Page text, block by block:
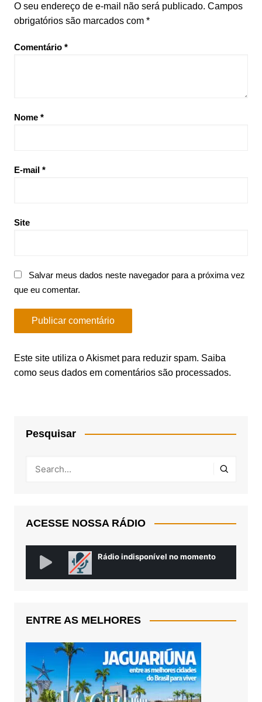
O seu endereço de e-mail não será publicado. Campos
obrigatórios são marcados com *
Comentário *
Nome *
E-mail *
Site
Salvar meus dados neste navegador para a próxima vez
que eu comentar.
Este site utiliza o Akismet para reduzir spam. Saiba
como seus dados em comentários são processados.
Pesquisar
ACESSE NOSSA RÁDIO
ENTRE AS MELHORES